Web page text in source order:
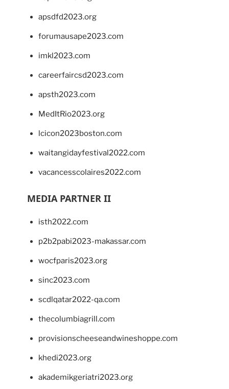
apsdfd2023.org
forumausape2023.com
imkl2023.com
careerfaircsd2023.com
apsth2023.com
MedItRio2023.org
lcicon2023boston.com
waitangidayfestival2022.com
vacancesscolaires2022.com
MEDIA PARTNER II
isth2022.com
p2b2pabi2023-makassar.com
wocfparis2023.org
sinc2023.com
scdlqatar2022-qa.com
thecolumbiagrill.com
provisionscheeseandwineshoppe.com
khedi2023.org
akademikgeriatri2023.org